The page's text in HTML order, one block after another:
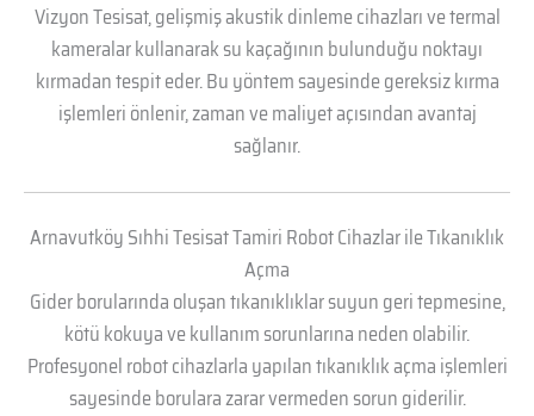
Vizyon Tesisat, gelişmiş akustik dinleme cihazları ve termal
kameralar kullanarak su kaçağının bulunduğu noktayı
kırmadan tespit eder. Bu yöntem sayesinde gereksiz kırma
işlemleri önlenir, zaman ve maliyet açısından avantaj
sağlanır.
Arnavutköy Sıhhi Tesisat Tamiri Robot Cihazlar ile Tıkanıklık
Açma
Gider borularında oluşan tıkanıklıklar suyun geri tepmesine,
kötü kokuya ve kullanım sorunlarına neden olabilir.
Profesyonel robot cihazlarla yapılan tıkanıklık açma işlemleri
sayesinde borulara zarar vermeden sorun giderilir.